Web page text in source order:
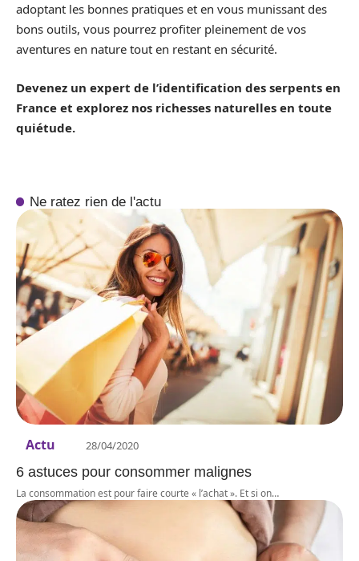
adoptant les bonnes pratiques et en vous munissant des
bons outils, vous pourrez profiter pleinement de vos
aventures en nature tout en restant en sécurité.
Devenez un expert de l’identification des serpents en
France et explorez nos richesses naturelles en toute
quiétude.
Ne ratez rien de l'actu
Actu 28/04/2020
6 astuces pour consommer malignes
La consommation est pour faire courte « l’achat ». Et si on…